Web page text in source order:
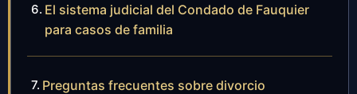
El sistema judicial del Condado de Fauquier
para casos de familia
Preguntas frecuentes sobre divorcio